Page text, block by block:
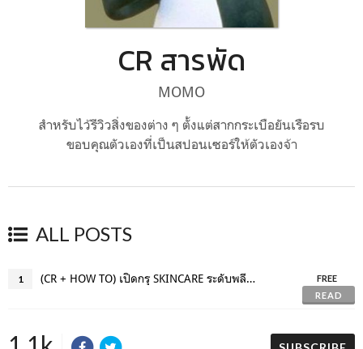
CR สารพัด
MOMO
สำหรับไว้รีวิวสิ่งของต่าง ๆ ตั้งแต่สากกระเบือยันเรือรบ
ขอบคุณตัวเองที่เป็นสปอนเซอร์ให้ตัวเองจ้า
ALL POSTS
1 (CR + HOW TO) เปิดกรุ SKINCARE ระดับพลีชีพ รักษาหน้าสิวในเวลาไม่ถึง 1 ปี!
FREE
READ